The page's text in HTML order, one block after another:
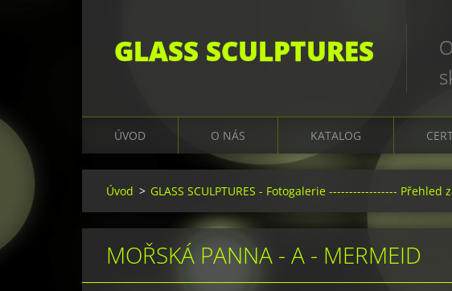
GLASS SCULPTURES
ÚVOD O NÁS KATALOG
Úvod > GLASS SCULPTURES - Fotogalerie -----------------
MOŘSKÁ PANNA - A - MERMEID